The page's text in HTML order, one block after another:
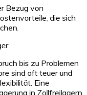
Bezug von
die sich
bis zu Problemen
sind oft teuer und
Eine
in Zollfreilagern